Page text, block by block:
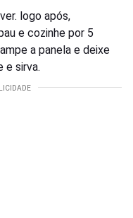
logo após,
e cozinhe por 5
a panela e deixe
e sirva.